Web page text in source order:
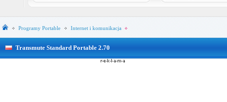
Programy Portable Internet i komunikacja
Transmute Standard Portable 2.70